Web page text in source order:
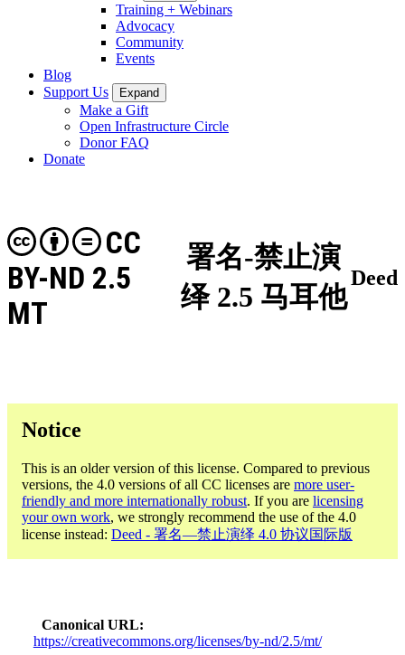
Training + Webinars
Advocacy
Community
Events
Blog
Support Us
Expand
Make a Gift
Open Infrastructure Circle
Donor FAQ
Donate
署名-禁止演
绎 2.5 马耳他
CC
BY-ND 2.5
MT
Deed
Notice
This is an older version of this license. Compared to previous
versions, the 4.0 versions of all CC licenses are more user-
friendly and more internationally robust. If you are licensing
your own work, we strongly recommend the use of the 4.0
license instead: Deed - 署名—禁止演绎 4.0 协议国际版
Canonical URL
https://creativecommons.org/licenses/by-nd/2.5/mt/